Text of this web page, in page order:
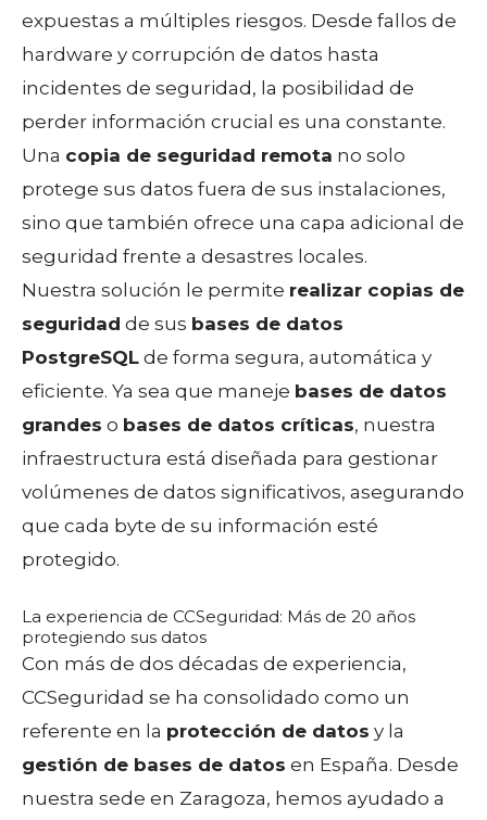
expuestas a múltiples riesgos. Desde fallos de
hardware y corrupción de datos hasta
incidentes de seguridad, la posibilidad de
perder información crucial es una constante.
Una copia de seguridad remota no solo
protege sus datos fuera de sus instalaciones,
sino que también ofrece una capa adicional de
seguridad frente a desastres locales.
Nuestra solución le permite realizar copias de
seguridad de sus bases de datos
PostgreSQL de forma segura, automática y
eficiente. Ya sea que maneje bases de datos
grandes o bases de datos críticas, nuestra
infraestructura está diseñada para gestionar
volúmenes de datos significativos, asegurando
que cada byte de su información esté
protegido.
La experiencia de CCSeguridad: Más de 20 años
protegiendo sus datos
Con más de dos décadas de experiencia,
CCSeguridad se ha consolidado como un
referente en la protección de datos y la
gestión de bases de datos en España. Desde
nuestra sede en Zaragoza, hemos ayudado a